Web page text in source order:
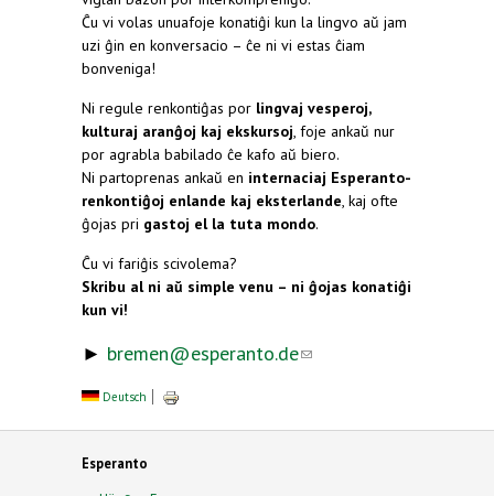
Ĉu vi volas unuafoje konatiĝi kun la lingvo aŭ jam
uzi ĝin en konversacio – ĉe ni vi estas ĉiam
bonveniga!
Ni regule renkontiĝas por lingvaj vesperoj,
kulturaj aranĝoj kaj ekskursoj , foje ankaŭ nur
por agrabla babilado ĉe kafo aŭ biero.
Ni partoprenas ankaŭ en internaciaj Esperanto-
renkontiĝoj enlande kaj eksterlande , kaj ofte
ĝojas pri gastoj el la tuta mondo.
Ĉu vi fariĝis scivolema?
Skribu al ni aŭ simple venu – ni ĝojas konatiĝi
kun vi!
► bremen@esperanto.de(link sends e-
Deutsch
Esperanto